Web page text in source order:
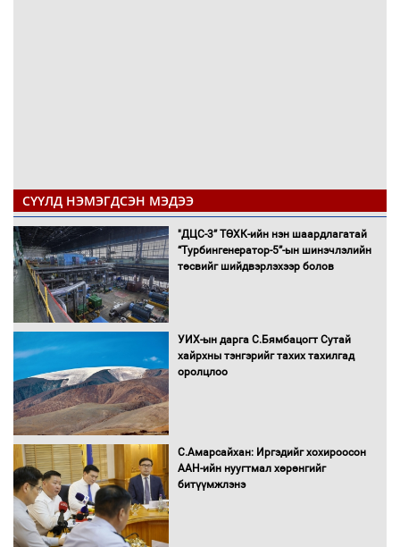
СҮҮЛД НЭМЭГДСЭН МЭДЭЭ
"ДЦС-3” ТӨХК-ийн нэн шаардлагатай
“Турбингенератор-5”-ын шинэчлэлийн
төсвийг шийдвэрлэхээр болов
УИХ-ын дарга С.Бямбацогт Сутай
хайрхны тэнгэрийг тахих тахилгад
оролцлоо
С.Амарсайхан: Иргэдийг хохироосон
ААН-ийн нуугтмал хөрөнгийг
битүүмжлэнэ